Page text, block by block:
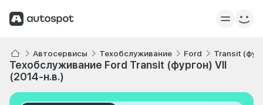
Автосервисы Техобслуживание Ford Transit
Техобслуживание Ford Transit (фургон) VII
(2014-н.в.)